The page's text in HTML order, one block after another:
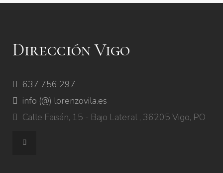
Dirección Vigo
637 756 297
info (@) lorenzovila.es
Calle Faisán, 15 - Bajo Lateral , 36205 Vigo, PO